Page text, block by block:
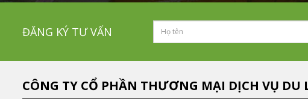
ĐĂNG KÝ TƯ VẤN
CÔNG TY CỔ PHẦN THƯƠNG MẠI DỊCH VỤ DU